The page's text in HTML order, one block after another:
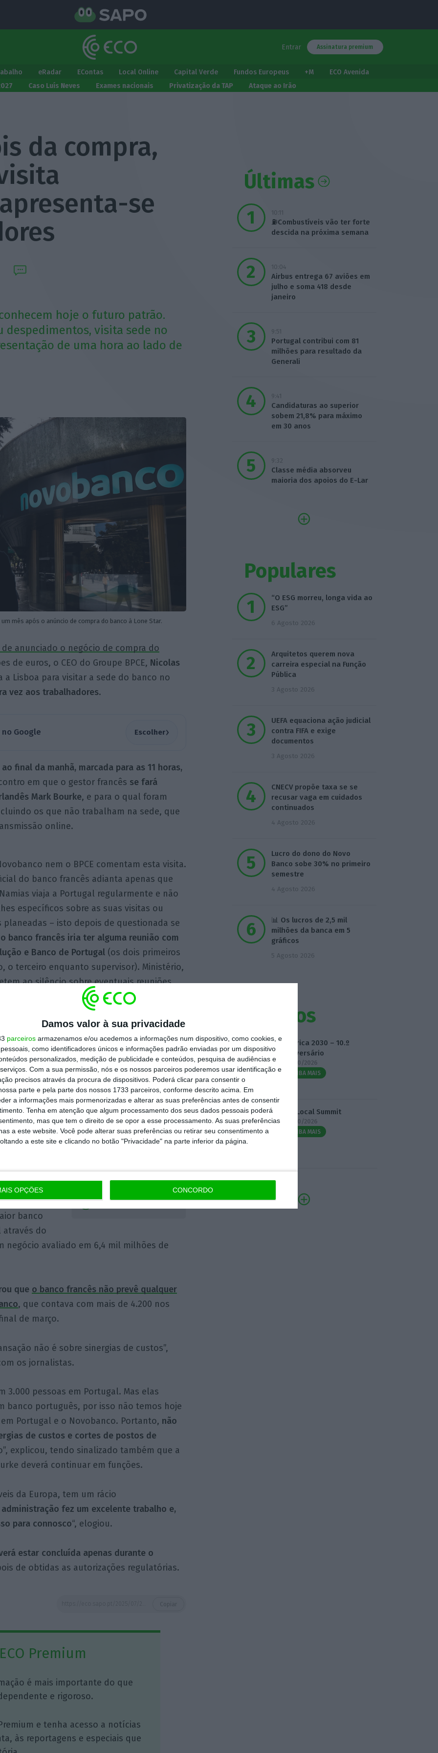
Damos valor à sua privacidade
parceiros armazenamos e/ou acedemos a informações num dispositivo, como cookies, e
como identificadores únicos e informações padrão enviadas por um dispositivo
personalizados, medição de publicidade e conteúdos, pesquisa de audiências e
Com a sua permissão, nós e os nossos parceiros poderemos usar identificação e
precisos através da procura de dispositivos. Poderá clicar para consentir o
parte e pela parte dos nossos 1733 parceiros, conforme descrito acima. Em
a informações mais pormenorizadas e alterar as suas preferências antes de consentir
Tenha em atenção que algum processamento dos seus dados pessoais poderá
mas que tem o direito de se opor a esse processamento. As suas preferências
a este website. Você pode alterar suas preferências ou retirar seu consentimento a
a este site e clicando no botão "Privacidade" na parte inferior da página.
OPÇÕES CONCORDO
Entrar Assinatura premium
eRadar EContas Local Online Capital Verde Fundos Europeus +M
ECO Avenida
Caso Luís Neves Exames nacionais Privatização da TAP Ataque ao Irão
da compra,
se
hoje o futuro patrão.
despedimentos, visita sede no
de uma hora ao lado de
mês após o anúncio de compra do banco à Lone Star.
anunciado o negócio de compra do
de euros, o CEO do Groupe BPCE, Nicolas
a Lisboa para visitar a sede do banco no
vez aos trabalhadores.
Google Escolher›
final da manhã, marcada para as 11 horas,
em que o gestor francês se fará
Mark Bourke, e para o qual foram
os que não trabalham na sede, que
online.
nem o BPCE comentam esta visita.
do banco francês adianta apenas que
viaja a Portugal regularmente e não
específicos sobre as suas visitas ou
planeadas – isto depois de questionada se
banco francês iria ter alguma reunião com
e Banco de Portugal(os dois primeiros
o terceiro enquanto supervisor). Ministério,
ao silêncio sobre eventuais reuniões
com expectativa entre dos
compromissos com o futuro do banco.
quais são as intenções para o banco”,
trabalhadores, Liliana Felício, ao ECO.
Mais notícias sobre o
vai manter a
postos de
do
75% do
banco
através do
negócio avaliado em 6,4 mil milhões de
que o banco francês não prevê qualquer
, que contava com mais de 4.200 nos
de março.
não é sobre sinergias de custos”,
os jornalistas.
3.000 pessoas em Portugal. Mas elas
banco português, por isso não temos hoje
Portugal e o Novobanco. Portanto, não
de custos e cortes de postos de
explicou, tendo sinalizado também que a
deverá continuar em funções.
da Europa, tem um rácio
administração fez um excelente trabalho e,
para connosco“, elogiou.
estar concluída apenas durante o
de obtidas as autorizações regulatórias.
Premium
é mais importante do que
e rigoroso.
e tenha acesso a notícias
às reportagens e especiais que
Últimas
10:11
⛽Combustíveis vão ter forte
descida na próxima semana
10:04
Airbus entrega 67 aviões em
julho e soma 418 desde
janeiro
9:51
Portugal contribui com 81
milhões para resultado da
Generali
9:41
Candidaturas ao superior
sobem 21,8% para máximo
em 30 anos
9:32
Classe média absorveu
maioria dos apoios do E-Lar
Populares
“O ESG morreu, longa vida ao
ESG”
6 Agosto 2026
Arquitetos querem nova
carreira especial na Função
Pública
3 Agosto 2026
UEFA equaciona ação judicial
contra FIFA e exige
documentos
3 Agosto 2026
CNECV propõe taxa se se
recusar vaga em cuidados
continuados
4 Agosto 2026
Lucro do dono do Novo
Banco sobe 30% no primeiro
semestre
4 Agosto 2026
📊 Os lucros de 2,5 mil
milhões da banca em 5
gráficos
5 Agosto 2026
Eventos
Fábrica 2030 – 10.º
Aniversário
14/10/2026
SAIBA MAIS
3.º Local Summit
07/10/2026
SAIBA MAIS